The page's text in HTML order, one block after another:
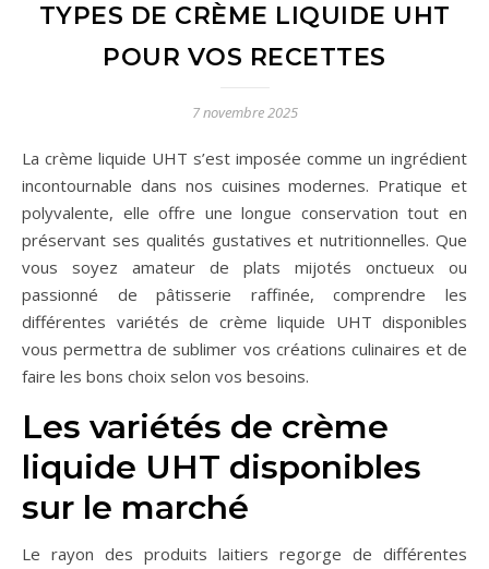
TYPES DE CRÈME LIQUIDE UHT
POUR VOS RECETTES
7 novembre 2025
La crème liquide UHT s’est imposée comme un ingrédient
incontournable dans nos cuisines modernes. Pratique et
polyvalente, elle offre une longue conservation tout en
préservant ses qualités gustatives et nutritionnelles. Que
vous soyez amateur de plats mijotés onctueux ou
passionné de pâtisserie raffinée, comprendre les
différentes variétés de crème liquide UHT disponibles
vous permettra de sublimer vos créations culinaires et de
faire les bons choix selon vos besoins.
Les variétés de crème
liquide UHT disponibles
sur le marché
Le rayon des produits laitiers regorge de différentes